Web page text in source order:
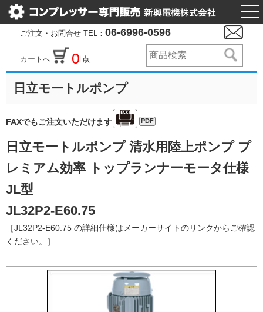
ご注文・お問合せ TEL： 06-6996-0596
カートへ 0 点
日立モートルポンプ
FAXでもご注文いただけます PDF
日立モートルポンプ 清水用陸上ポンプ プ
レミアム効率 トップランナーモータ仕様
JL型
JL32P2-E60.75
［JL32P2-E60.75 の詳細仕様はメーカーサイトのリンクからご確認
ください。］